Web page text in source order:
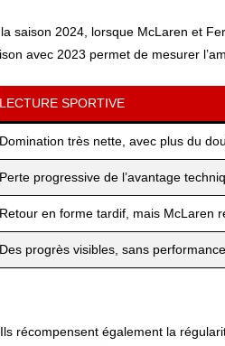
saison 2024, lorsque McLaren et
avec 2023 permet de mesurer
LECTURE SPORTIVE
Domination très nette, avec plus du
Perte progressive de l’avantage
Retour en forme tardif, mais McLaren
Des progrès visibles, sans
récompensent également la